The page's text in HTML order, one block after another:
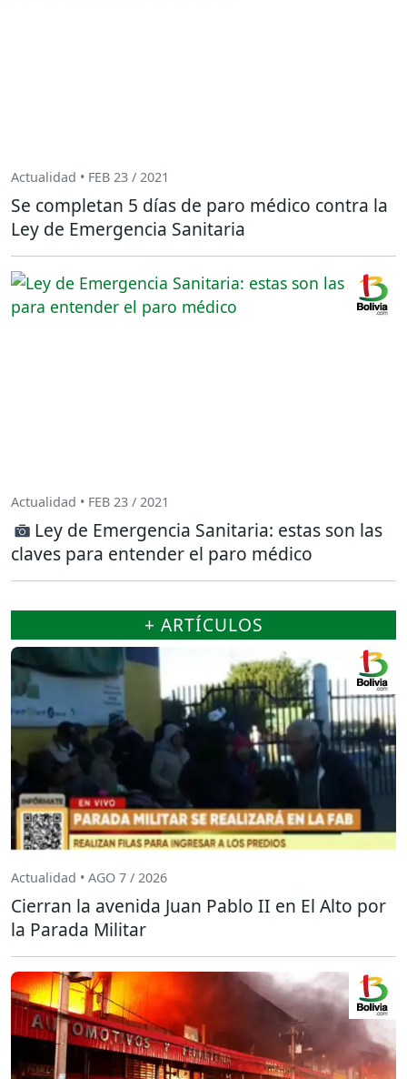
Actualidad • FEB 23 / 2021
Se completan 5 días de paro médico contra la
Ley de Emergencia Sanitaria
Actualidad • FEB 23 / 2021
Ley de Emergencia Sanitaria: estas son las
claves para entender el paro médico
+ ARTÍCULOS
Actualidad • AGO 7 / 2026
Cierran la avenida Juan Pablo II en El Alto por
la Parada Militar